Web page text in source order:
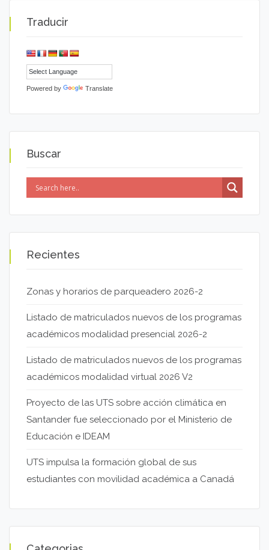
Traducir
Powered by Translate
Buscar
Recientes
Zonas y horarios de parqueadero 2026-2
Listado de matriculados nuevos de los programas
académicos modalidad presencial 2026-2
Listado de matriculados nuevos de los programas
académicos modalidad virtual 2026 V2
Proyecto de las UTS sobre acción climática en
Santander fue seleccionado por el Ministerio de
Educación e IDEAM
UTS impulsa la formación global de sus
estudiantes con movilidad académica a Canadá